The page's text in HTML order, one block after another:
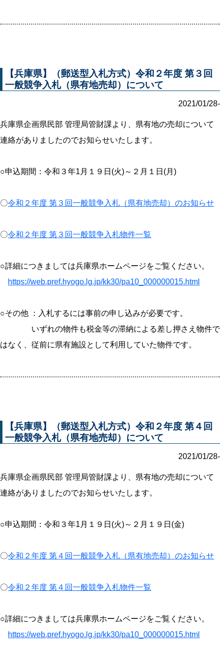
【兵庫県】（郵送型入札方式）令和２年度 第３回
一般競争入札（県有地売却）について
2021/01/28-
兵庫県企画県民部 管理局管財課より、県有地の売却について
連絡がありましたのでお知らせいたします。
○申込期間：令和３年1月１９日(火)～２月１日(月)
〇令和２年度 第３回一般競争入札（県有地売却）のお知らせ
〇令和２年度 第３回一般競争入札物件一覧
○詳細につきましては兵庫県ホームページをご覧ください。
https://web.pref.hyogo.lg.jp/kk30/pa10_000000015.html
○その他 ：入札するには事前の申し込みが必要です。
いずれの物件も税金等の滞納による差し押さえ物件で
はなく、従前に県有施設として利用していた物件です。
【兵庫県】（郵送型入札方式）令和２年度 第４回
一般競争入札（県有地売却）について
2021/01/28-
兵庫県企画県民部 管理局管財課より、県有地の売却について
連絡がありましたのでお知らせいたします。
○申込期間：令和３年1月１９日(火)～２月１９日(金)
〇令和２年度 第４回一般競争入札（県有地売却）のお知らせ
〇令和２年度 第４回一般競争入札物件一覧
○詳細につきましては兵庫県ホームページをご覧ください。
https://web.pref.hyogo.lg.jp/kk30/pa10_000000015.html